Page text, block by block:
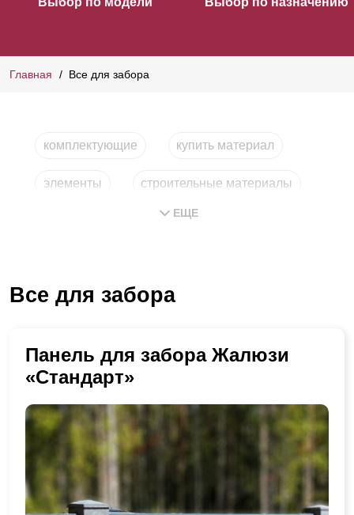
Главная Все для забора
комплектующие купить материал
элементы строительные материалы
купить материал дешево
ЕЩЕ
Все для забора
Панель для забора Жалюзи
«Стандарт»